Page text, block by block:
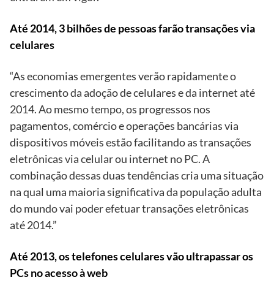
Até 2014, 3 bilhões de pessoas farão transações via
celulares
“As economias emergentes verão rapidamente o
crescimento da adoção de celulares e da internet até
2014. Ao mesmo tempo, os progressos nos
pagamentos, comércio e operações bancárias via
dispositivos móveis estão facilitando as transações
eletrônicas via celular ou internet no PC. A
combinação dessas duas tendências cria uma situação
na qual uma maioria significativa da população adulta
do mundo vai poder efetuar transações eletrônicas
até 2014.”
Até 2013, os telefones celulares vão ultrapassar os
PCs no acesso à web